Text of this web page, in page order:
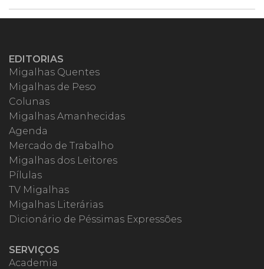
EDITORIAS
Migalhas Quentes
Migalhas de Peso
Colunas
Migalhas Amanhecidas
Agenda
Mercado de Trabalho
Migalhas dos Leitores
Pílulas
TV Migalhas
Migalhas Literárias
Dicionário de Péssimas Expressões
SERVIÇOS
Academia